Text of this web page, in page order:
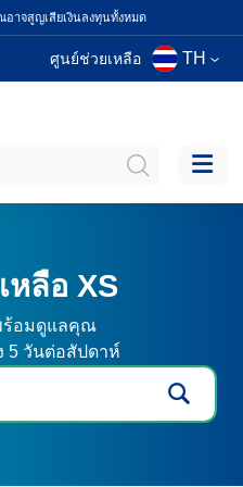
อาจสูญเสียเงินลงทุนทั้งหมด
ศูนย์ช่วยเหลือ TH
หลือ XS
ร้อมดูแลคุณ
5 วันต่อสัปดาห์